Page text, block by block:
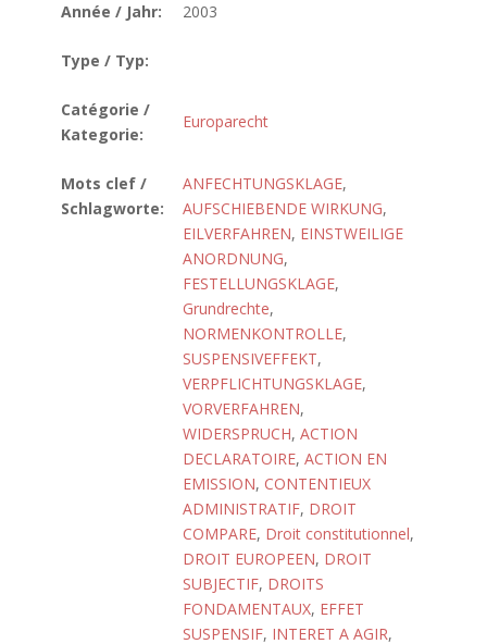
Année / Jahr: 2003
Type / Typ:
Catégorie /
Kategorie:
Europarecht
Mots clef /
Schlagworte:
ANFECHTUNGSKLAGE,
AUFSCHIEBENDE WIRKUNG,
EILVERFAHREN, EINSTWEILIGE
ANORDNUNG,
FESTELLUNGSKLAGE,
Grundrechte,
NORMENKONTROLLE,
SUSPENSIVEFFEKT,
VERPFLICHTUNGSKLAGE,
VORVERFAHREN,
WIDERSPRUCH, ACTION
DECLARATOIRE, ACTION EN
EMISSION, CONTENTIEUX
ADMINISTRATIF, DROIT
COMPARE, Droit constitutionnel,
DROIT EUROPEEN, DROIT
SUBJECTIF, DROITS
FONDAMENTAUX, EFFET
SUSPENSIF, INTERET A AGIR,